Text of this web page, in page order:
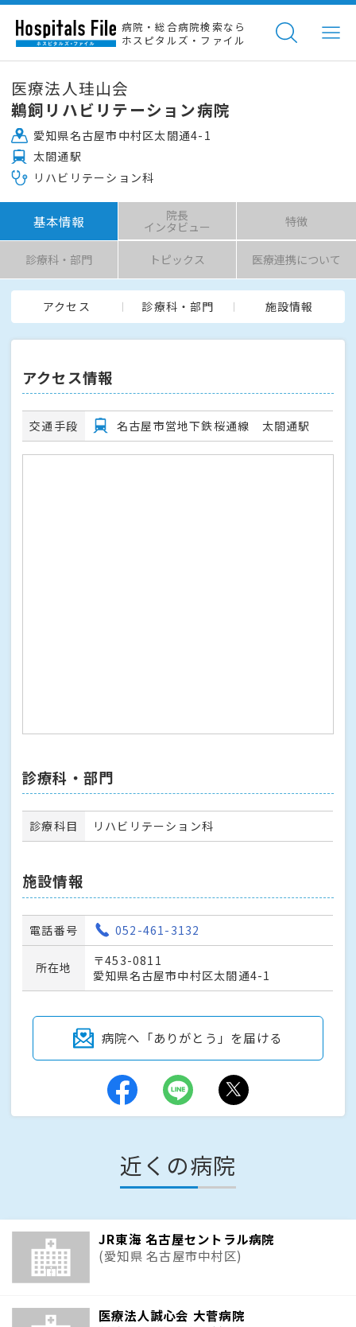
病院・総合病院検索なら
ホスピタルズ・ファイル
医療法人珪山会
鵜飼リハビリテーション病院
愛知県名古屋市中村区太閤通4-1
太閤通駅
リハビリテーション科
基本情報 院長
インタビュー 特徴
診療科・部門 トピックス 医療連携について
アクセス 診療科・部門 施設情報
アクセス情報
交通手段 名古屋市営地下鉄桜通線 太閤通駅
診療科・部門
診療科目 リハビリテーション科
施設情報
電話番号 052-461-3132
所在地
〒453-0811
愛知県名古屋市中村区太閤通4-1
病院へ「ありがとう」を届ける
近くの病院
JR東海 名古屋セントラル病院
(愛知県 名古屋市中村区)
医療法人誠心会 大菅病院